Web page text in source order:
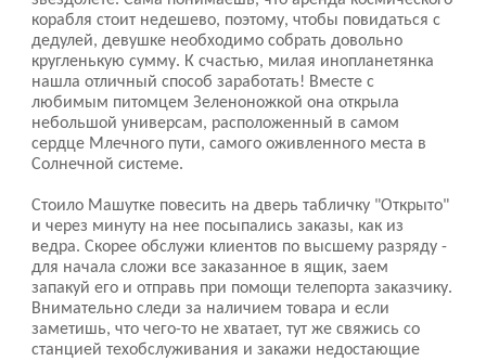
корабля стоит недешево, поэтому, чтобы повидаться с
дедулей, девушке необходимо собрать довольно
кругленькую сумму. К счастью, милая инопланетянка
нашла отличный способ заработать! Вместе с
любимым питомцем Зеленоножкой она открыла
небольшой универсам, расположенный в самом
сердце Млечного пути, самого оживленного места в
Солнечной системе.
Стоило Машутке повесить на дверь табличку "Открыто"
и через минуту на нее посыпались заказы, как из
ведра. Скорее обслужи клиентов по высшему разряду -
для начала сложи все заказанное в ящик, заем
запакуй его и отправь при помощи телепорта заказчику.
Внимательно следи за наличием товара и если
заметишь, что чего-то не хватает, тут же свяжись со
станцией техобслуживания и закажи недостающие